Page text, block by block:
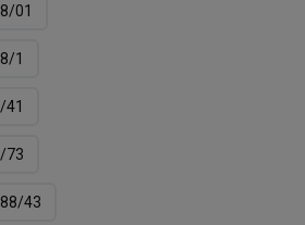
8/01
8/1
41
73
88/43